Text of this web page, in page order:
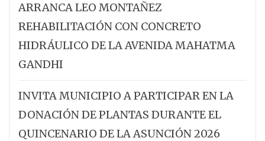
ARRANCA LEO MONTAÑEZ
REHABILITACIÓN CON CONCRETO
HIDRÁULICO DE LA AVENIDA MAHATMA
GANDHI
INVITA MUNICIPIO A PARTICIPAR EN LA
DONACIÓN DE PLANTAS DURANTE EL
QUINCENARIO DE LA ASUNCIÓN 2026